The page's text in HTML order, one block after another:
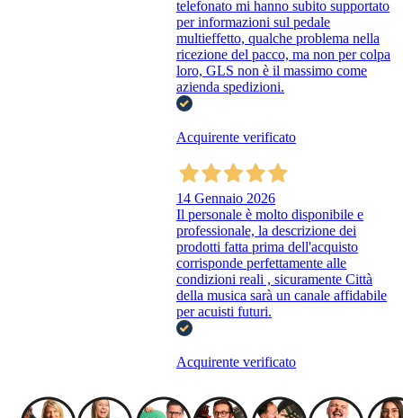
telefonato mi hanno subito supportato
per informazioni sul pedale
multieffetto, qualche problema nella
ricezione del pacco, ma non per colpa
loro, GLS non è il massimo come
azienda spedizioni.
Acquirente verificato
14 Gennaio 2026
Il personale è molto disponibile e
professionale, la descrizione dei
prodotti fatta prima dell'acquisto
corrisponde perfettamente alle
condizioni reali , sicuramente Città
della musica sarà un canale affidabile
per acuisti futuri.
Acquirente verificato